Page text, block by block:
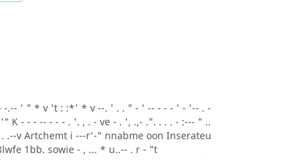
-.-- ' " * v 't : :*' * v --. ' . . " - ' -- - - - ' - '-- . -
K - - - -- - - - . '. , . - ve - . ', .,- .". . . . - :--- " ..
.--v Artchemt i ---r'-" nnabme oon Inserateu
1bb. sowie - , ... * u..-- . r - "t